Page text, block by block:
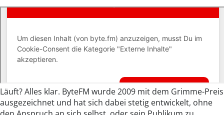
Läuft? Alles klar. ByteFM wurde 2009 mit dem Grimme-Preis
ausgezeichnet und hat sich dabei stetig entwickelt, ohne